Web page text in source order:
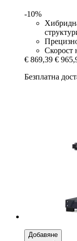
-10%
Скорост
€ 869,39 €
Безплатна
Добавяне